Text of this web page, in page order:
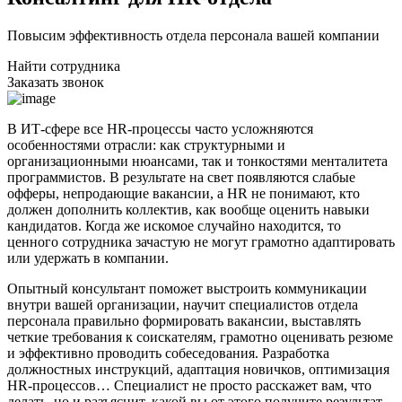
Повысим эффективность отдела персонала вашей компании
Найти сотрудника
Заказать звонок
В ИТ-сфере все HR-процессы часто усложняются
особенностями отрасли: как структурными и
организационными нюансами, так и тонкостями менталитета
программистов. В результате на свет появляются слабые
офферы, непродающие вакансии, а HR не понимают, кто
должен дополнить коллектив, как вообще оценить навыки
кандидатов. Когда же искомое случайно находится, то
ценного сотрудника зачастую не могут грамотно адаптировать
или удержать в компании.
Опытный консультант поможет выстроить коммуникации
внутри вашей организации, научит специалистов отдела
персонала правильно формировать вакансии, выставлять
четкие требования к соискателям, грамотно оценивать резюме
и эффективно проводить собеседования. Разработка
должностных инструкций, адаптация новичков, оптимизация
HR-процессов… Специалист не просто расскажет вам, что